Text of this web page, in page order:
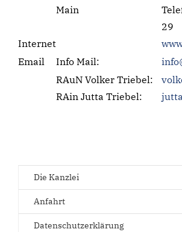
Steuerberatung
Formulare
Main
29
Internet
Email
Info Mail:
RAuN Volker Triebel:
RAin Jutta Triebel:
Die Kanzlei
Anfahrt
Datenschutzerklärung